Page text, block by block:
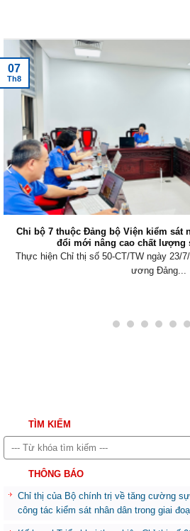
Chi bộ 7 thuộc Đảng bộ Viện kiểm sát
đổi mới nâng cao chất lượng
Thực hiện Chỉ thị số 50-CT/TW ngày 23/
ương Đảng...
07
Th8
TÌM KIẾM
THÔNG BÁO
Chỉ thị của Bộ chính trị về tăng cường
công tác kiểm sát nhân dân trong giai